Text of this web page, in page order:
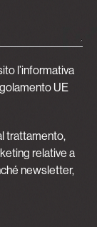
l’informativa
UE
trattamento,
relative a
newsletter,